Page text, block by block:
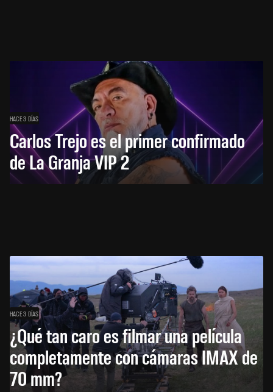
HACE 3 DÍAS
Carlos Trejo es el primer confirmado
de La Granja VIP 2
HACE 3 DÍAS
¿Qué tan caro es filmar una película
completamente con cámaras IMAX de
70 mm?